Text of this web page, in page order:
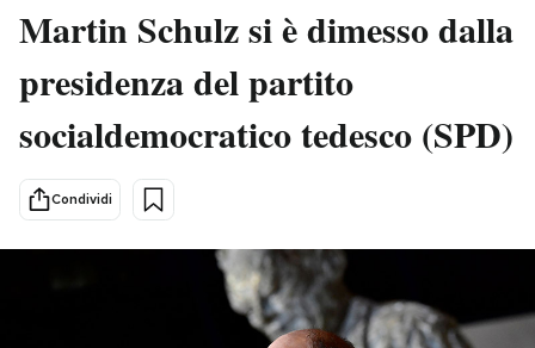
Italia
Politica
Tecnologia
Scienza
Moda
Consumismi
Storie/Idee
Altrecose
Mondiali calcio 2026
Martin Schulz si è dimesso dalla
presidenza del partito
socialdemocratico tedesco (SPD)
Condividi